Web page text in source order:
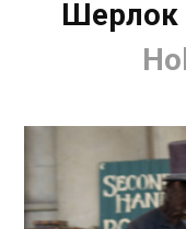
Шерлок